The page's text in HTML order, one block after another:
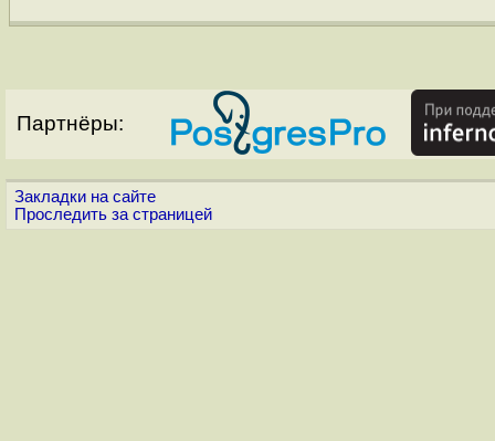
Партнёры:
Закладки на сайте
Проследить за страницей